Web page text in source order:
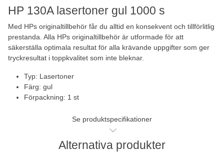
HP 130A lasertoner gul 1000 s
Med HPs originaltillbehör får du alltid en konsekvent och tillförlitlig
prestanda. Alla HPs originaltillbehör är utformade för att
säkerställa optimala resultat för alla krävande uppgifter som ger
tryckresultat i toppkvalitet som inte bleknar.
Typ: Lasertoner
Färg: gul
Förpackning: 1 st
Se produktspecifikationer
Alternativa produkter